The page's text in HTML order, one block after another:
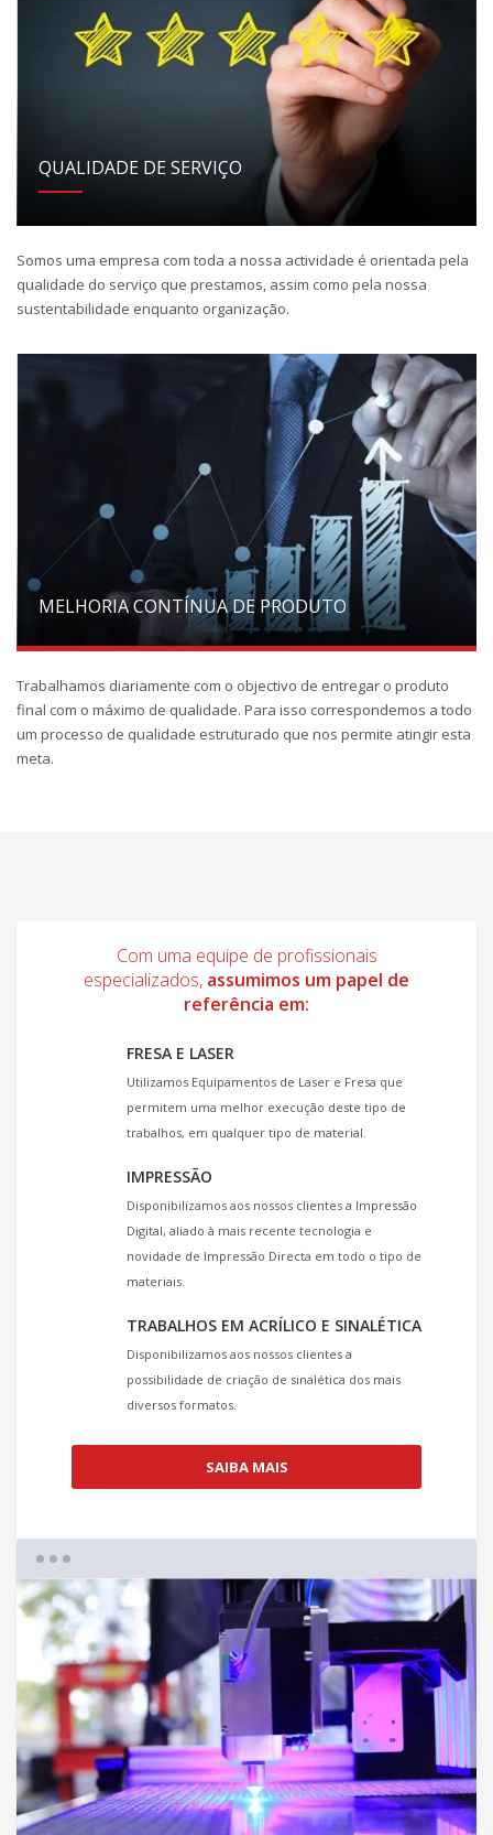
QUALIDADE DE SERVIÇO
Somos uma empresa com toda a nossa actividade é orientada pela
qualidade do serviço que prestamos, assim como pela nossa
sustentabilidade enquanto organização.
MELHORIA CONTÍNUA DE PRODUTO
Trabalhamos diariamente com o objectivo de entregar o produto
final com o máximo de qualidade. Para isso correspondemos a todo
um processo de qualidade estruturado que nos permite atingir esta
meta.
Com uma equipe de profissionais
especializados, assumimos um papel de
referência em:
FRESA E LASER
Utilizamos Equipamentos de Laser e Fresa que
permitem uma melhor execução deste tipo de
trabalhos, em qualquer tipo de material.
IMPRESSÃO
Disponibilizamos aos nossos clientes a Impressão
Digital, aliado à mais recente tecnologia e
novidade de Impressão Directa em todo o tipo de
materiais.
TRABALHOS EM ACRÍLICO E SINALÉTICA
Disponibilizamos aos nossos clientes a
possibilidade de criação de sinalética dos mais
diversos formatos.
SAIBA MAIS